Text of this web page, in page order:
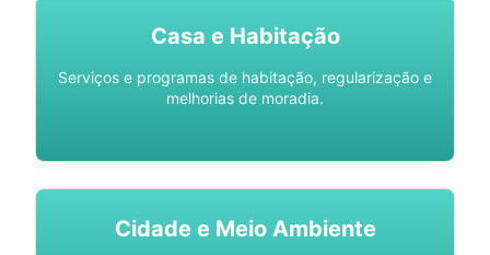
Casa e Habitação
Serviços e programas de habitação, regularização e
melhorias de moradia.
Cidade e Meio Ambiente